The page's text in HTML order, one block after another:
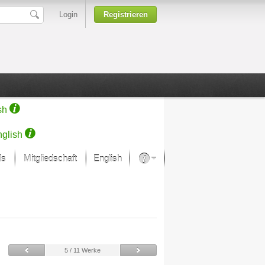
Login Registrieren
Mitgliedschaft English
Kunsthäuser
5 / 11 Werke